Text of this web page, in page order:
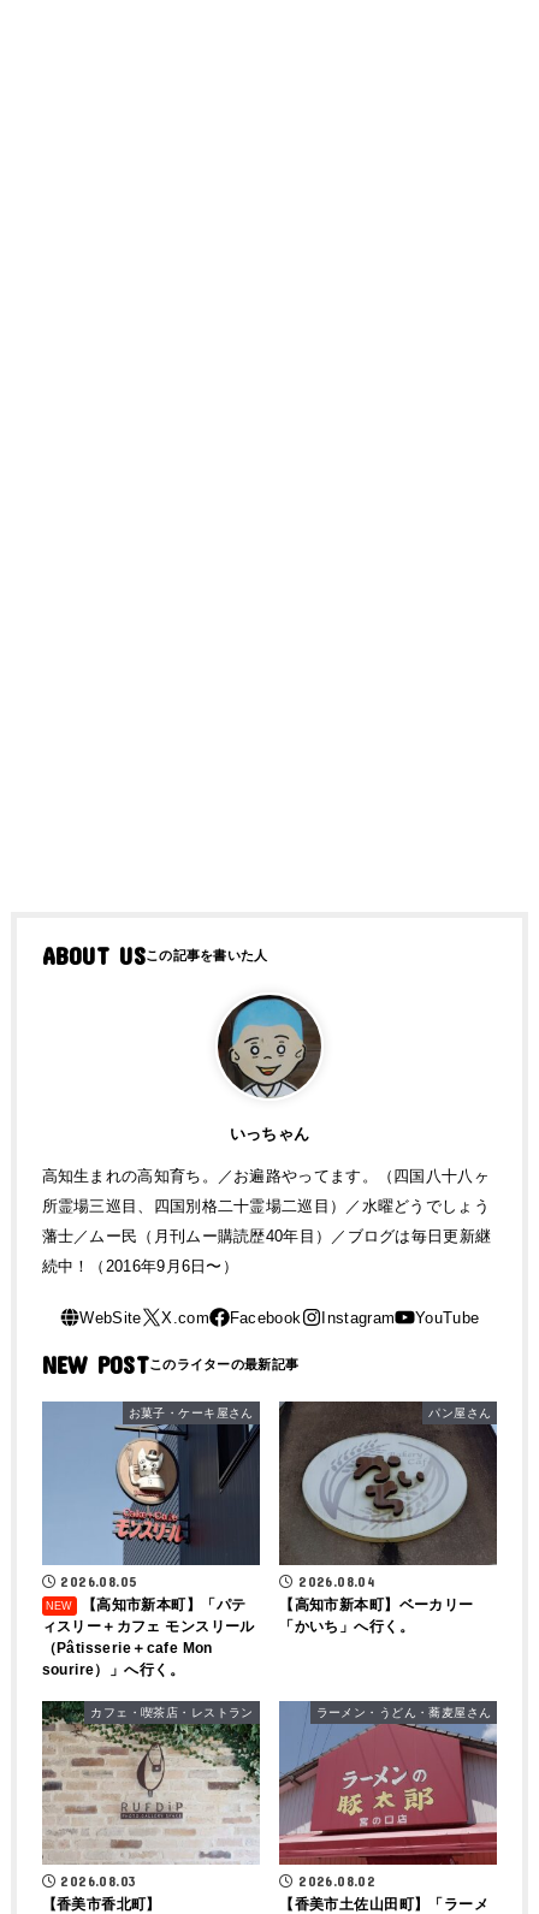
ABOUT US
いっちゃん
高知生まれの高知育ち。／お遍路やってます。（四国八十八ヶ
所霊場三巡目、四国別格二十霊場二巡目）／水曜どうでしょう
藩士／ムー民（月刊ムー購読歴40年目）／ブログは毎日更新継
続中！（2016年9月6日〜）
NEW POST
お菓子・ケーキ屋さん
2026.08.05
【高知市新本町】「パテ
ィスリー＋カフェ モンスリール
（Pâtisserie＋cafe Mon
sourire）」へ行く。
パン屋さん
2026.08.04
【高知市新本町】ベーカリー
「かいち」へ行く。
カフェ・喫茶店・レストラン
2026.08.03
【香美市香北町】
ラーメン・うどん・蕎麦屋さん
2026.08.02
【香美市土佐山田町】「ラーメ